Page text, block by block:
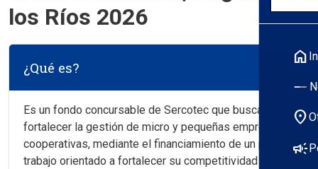
home
location_on
campaign
los Ríos 2026
¿Qué es?
Es un fondo concursable de Sercotec que busca
fortalecer la gestión de micro y pequeñas empresas y
cooperativas, mediante el financiamiento de un plan de
trabajo orientado a fortalecer su competitividad en el